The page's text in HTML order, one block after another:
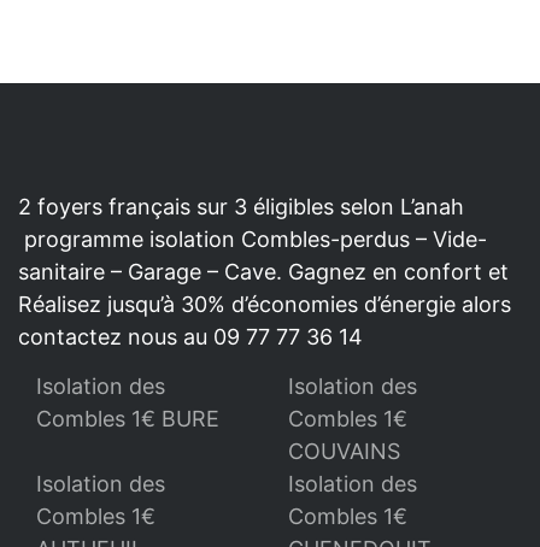
2 foyers français sur 3 éligibles selon L’anah
programme isolation Combles-perdus – Vide-
sanitaire – Garage – Cave. Gagnez en confort et
Réalisez jusqu’à 30% d’économies d’énergie alors
contactez nous au 09 77 77 36 14
Isolation des
Combles 1€ BURE
Isolation des
Combles 1€
COUVAINS
Isolation des
Combles 1€
Isolation des
Combles 1€